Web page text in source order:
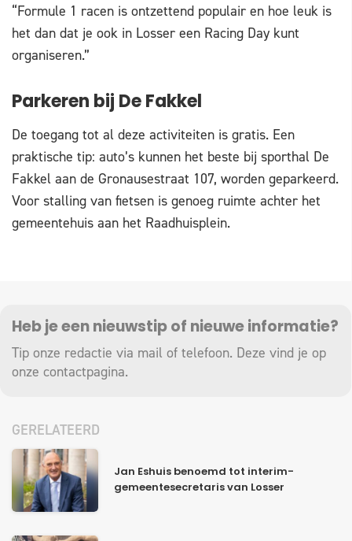
“Formule 1 racen is ontzettend populair en hoe leuk is
het dan dat je ook in Losser een Racing Day kunt
organiseren.”
Parkeren bij De Fakkel
De toegang tot al deze activiteiten is gratis. Een
praktische tip: auto’s kunnen het beste bij sporthal De
Fakkel aan de Gronausestraat 107, worden geparkeerd.
Voor stalling van fietsen is genoeg ruimte achter het
gemeentehuis aan het Raadhuisplein.
Heb je een nieuwstip of nieuwe informatie?
Tip onze redactie via mail of telefoon. Deze vind je op
onze contactpagina.
GERELATEERD
Jan Eshuis benoemd tot interim-
gemeentesecretaris van Losser